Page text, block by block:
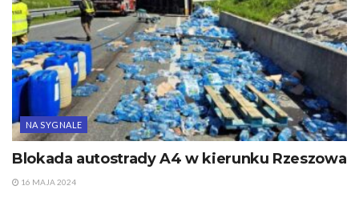
NA SYGNALE
Blokada autostrady A4 w kierunku Rzeszowa
16 MAJA 2024